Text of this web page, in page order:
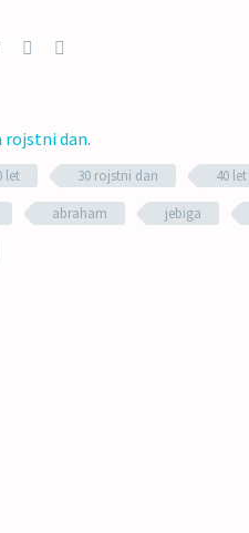
rojstni dan.
let 30 rojstni dan 40 let
abraham jebiga